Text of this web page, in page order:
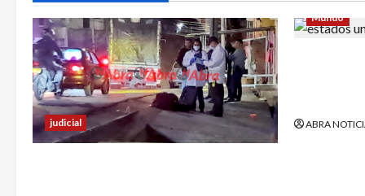
judicial
Mundo
ABRA